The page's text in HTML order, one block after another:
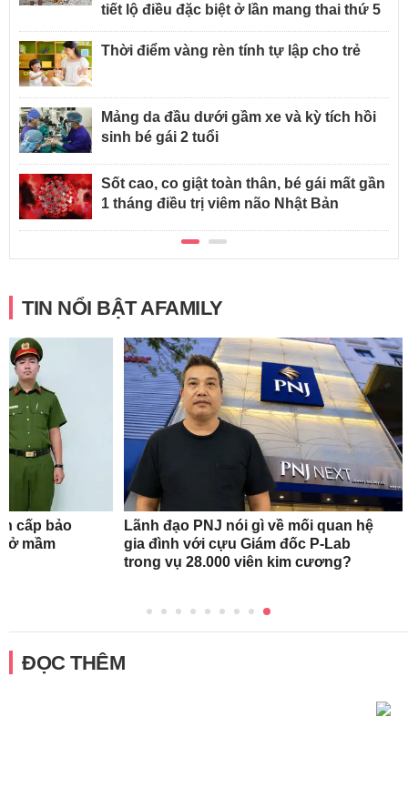
tiết lộ điều đặc biệt ở lần mang thai thứ 5
Thời điểm vàng rèn tính tự lập cho trẻ
Mảng da đầu dưới gầm xe và kỳ tích hồi
sinh bé gái 2 tuổi
Sốt cao, co giật toàn thân, bé gái mất gần
1 tháng điều trị viêm não Nhật Bản
TIN NỔI BẬT AFAMILY
cấp bảo
mầm
Lãnh đạo PNJ nói gì về mối quan hệ
gia đình với cựu Giám đốc P-Lab
trong vụ 28.000 viên kim cương?
ĐỌC THÊM